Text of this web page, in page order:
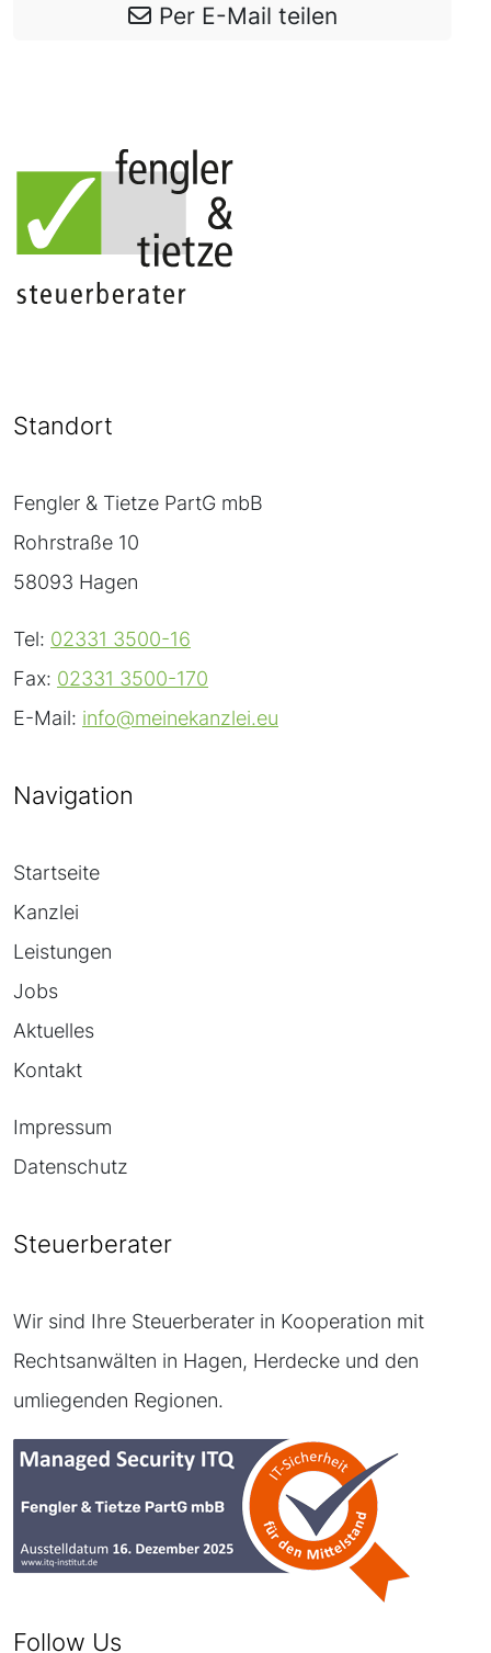
Per E-Mail teilen
Standort
Fengler & Tietze PartG mbB
Rohrstraße 10
58093 Hagen
Tel: 02331 3500-16
Fax: 02331 3500-170
E-Mail: info@meinekanzlei.eu
Navigation
Startseite
Kanzlei
Leistungen
Jobs
Aktuelles
Kontakt
Impressum
Datenschutz
Steuerberater
Wir sind Ihre Steuerberater in Kooperation mit
Rechtsanwälten in Hagen, Herdecke und den
umliegenden Regionen.
Follow Us